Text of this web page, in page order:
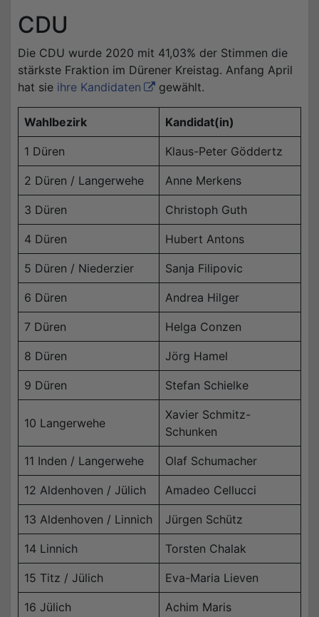
CDU
Die CDU wurde 2020 mit 41,03% der Stimmen die
stärkste Fraktion im Dürener Kreistag. Anfang April
hat sie ihre Kandidaten gewählt.
Wahlbezirk Kandidat(in)
1 Düren Klaus-Peter Göddertz
2 Düren / Langerwehe Anne Merkens
3 Düren Christoph Guth
4 Düren Hubert Antons
5 Düren / Niederzier Sanja Filipovic
6 Düren Andrea Hilger
7 Düren Helga Conzen
8 Düren Jörg Hamel
9 Düren Stefan Schielke
10 Langerwehe
Xavier Schmitz-
Schunken
11 Inden / Langerwehe Olaf Schumacher
12 Aldenhoven / Jülich Amadeo Cellucci
13 Aldenhoven / Linnich Jürgen Schütz
14 Linnich Torsten Chalak
15 Titz / Jülich Eva-Maria Lieven
16 Jülich Achim Maris